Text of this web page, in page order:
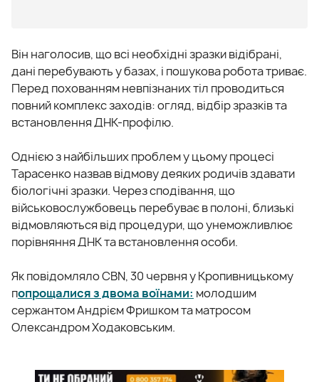
Він наголосив, що всі необхідні зразки відібрані,
дані перебувають у базах, і пошукова робота триває.
Перед похованням невпізнаних тіл проводиться
повний комплекс заходів: огляд, відбір зразків та
встановлення ДНК-профілю.
Однією з найбільших проблем у цьому процесі
Тарасенко назвав відмову деяких родичів здавати
біологічні зразки. Через сподівання, що
військовослужбовець перебуває в полоні, близькі
відмовляються від процедури, що унеможливлює
порівняння ДНК та встановлення особи.
Як повідомляло CBN, 30 червня у Кропивницькому
попрощалися з двома воїнами: молодшим
сержантом Андрієм Фришком та матросом
Олександром Ходаковським.